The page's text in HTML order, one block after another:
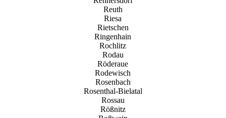
Reuth
Riesa
Rietschen
Ringenhain
Rochlitz
Rodau
Röderaue
Rodewisch
Rosenbach
Rosenthal-Bielatal
Rossau
Rößnitz